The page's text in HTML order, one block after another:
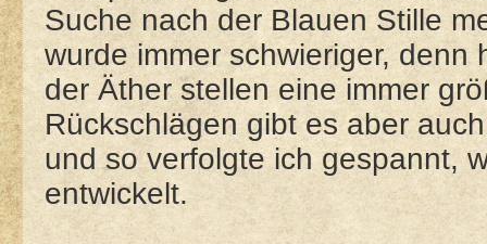
Suche nach der Blauen Stille
wurde immer schwieriger,
der Äther stellen eine immer
Rückschlägen gibt es aber
und so verfolgte ich gespannt,
entwickelt.